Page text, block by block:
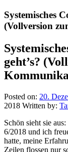
Systemisches
(Vollversion
geht’s?
Posted on: 20.
2018 Written by:
Schön sieht sie
6/2018 und ich
hatte, meine
Zeilen flossen nur